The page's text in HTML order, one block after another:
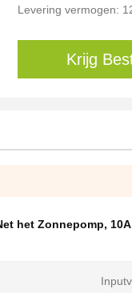
Levering vermogen:
Krijg
het Zonnepomp,